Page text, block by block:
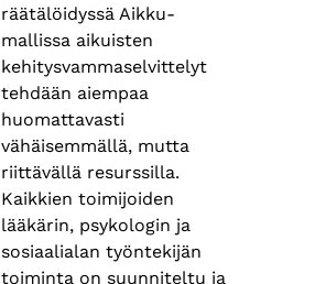
räätälöidyssä Aikku-
mallissa aikuisten
kehitysvammaselvittelyt
tehdään aiempaa
huomattavasti
vähäisemmällä, mutta
riittävällä resurssilla.
Kaikkien toimijoiden
lääkärin, psykologin ja
sosiaalialan työntekijän
toiminta on suunniteltu ja